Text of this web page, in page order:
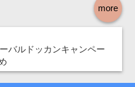
more
ーバルドッカンキャンペー